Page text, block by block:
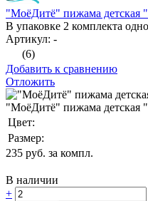
"МоёДитё" пижама детская
В упаковке 2 комплекта
Артикул: -
(6)
Добавить к сравнению
Отложить
"МоёДитё" пижама детская
Цвет:
Размер:
235 руб. за компл.
В наличии
+